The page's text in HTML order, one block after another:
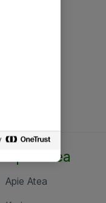
Apie Atea
Apie Atea